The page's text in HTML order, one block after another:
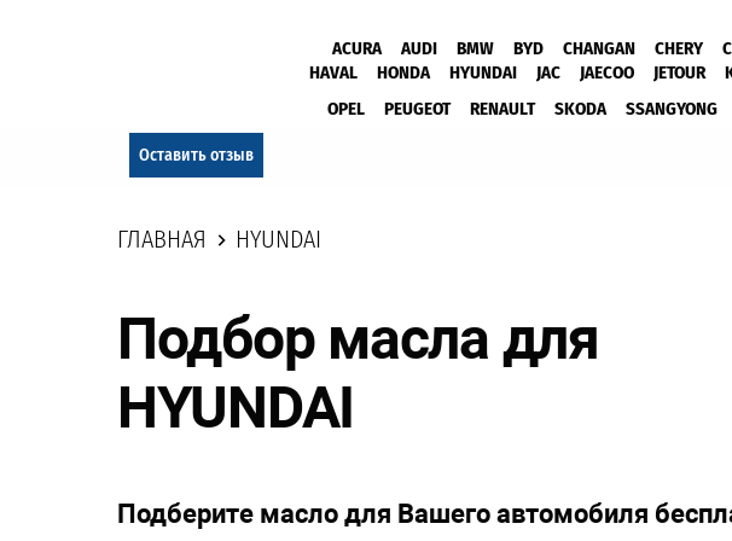
ACURA AUDI BMW BYD CHANGAN CHERY
HAVAL
HONDA HYUNDAI JAC JAECOO JETOUR
OPEL
PEUGEOT RENAULT SKODA SSANGYONG
Оставить отзыв
ГЛАВНАЯ HYUNDAI
Подбор масла для
HYUNDAI
Подберите масло для Вашего автомобиля